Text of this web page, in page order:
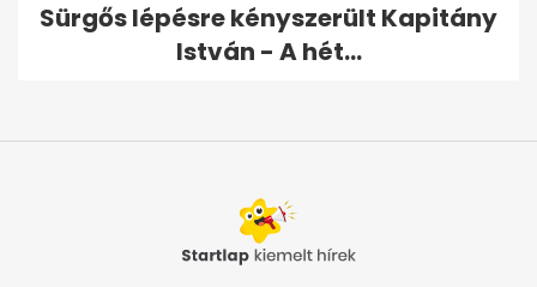
Sürgős lépésre kényszerült Kapitány
István - A hét...